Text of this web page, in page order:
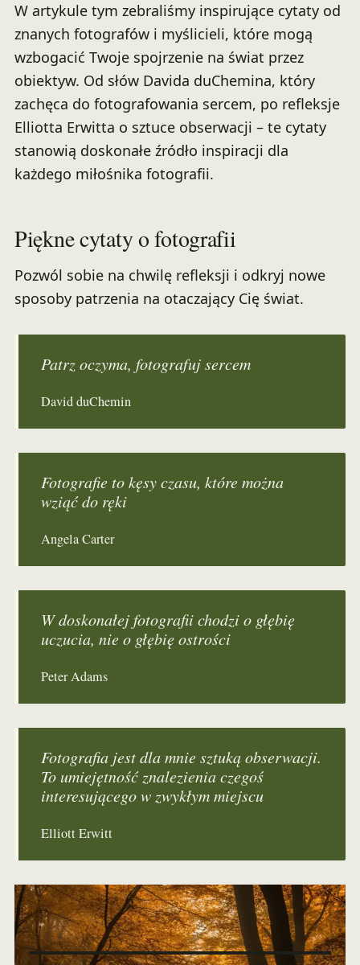
W artykule tym zebraliśmy inspirujące cytaty od
znanych fotografów i myślicieli, które mogą
wzbogacić Twoje spojrzenie na świat przez
obiektyw. Od słów Davida duChemina, który
zachęca do fotografowania sercem, po refleksje
Elliotta Erwitta o sztuce obserwacji – te cytaty
stanowią doskonałe źródło inspiracji dla
każdego miłośnika fotografii.
Piękne cytaty o fotografii
Pozwól sobie na chwilę refleksji i odkryj nowe
sposoby patrzenia na otaczający Cię świat.
Patrz oczyma, fotografuj sercem
David duChemin
Fotografie to kęsy czasu, które można
wziąć do ręki
Angela Carter
W doskonałej fotografii chodzi o głębię
uczucia, nie o głębię ostrości
Peter Adams
Fotografia jest dla mnie sztuką obserwacji.
To umiejętność znalezienia czegoś
interesującego w zwykłym miejscu
Elliott Erwitt